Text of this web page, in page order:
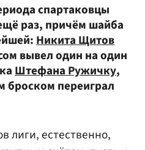
спартаковцы
раз, причём шайба
Никита Щитов
вывел один на один
Штефана Ружичку,
переиграл
лиги, естественно,